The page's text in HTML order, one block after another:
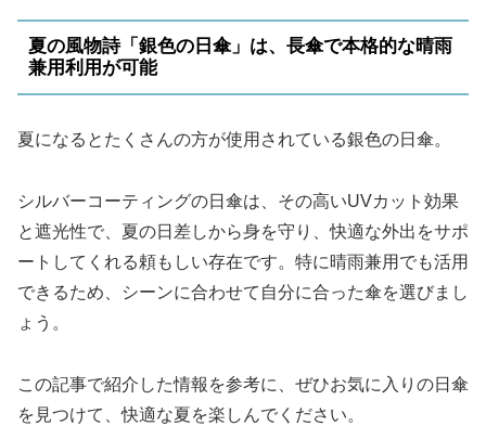
夏の風物詩「銀色の日傘」は、長傘で本格的な晴雨
兼用利用が可能
夏になるとたくさんの方が使用されている銀色の日傘。
シルバーコーティングの日傘は、その高いUVカット効果
と遮光性で、夏の日差しから身を守り、快適な外出をサポ
ートしてくれる頼もしい存在です。特に晴雨兼用でも活用
できるため、シーンに合わせて自分に合った傘を選びまし
ょう。
この記事で紹介した情報を参考に、ぜひお気に入りの日傘
を見つけて、快適な夏を楽しんでください。